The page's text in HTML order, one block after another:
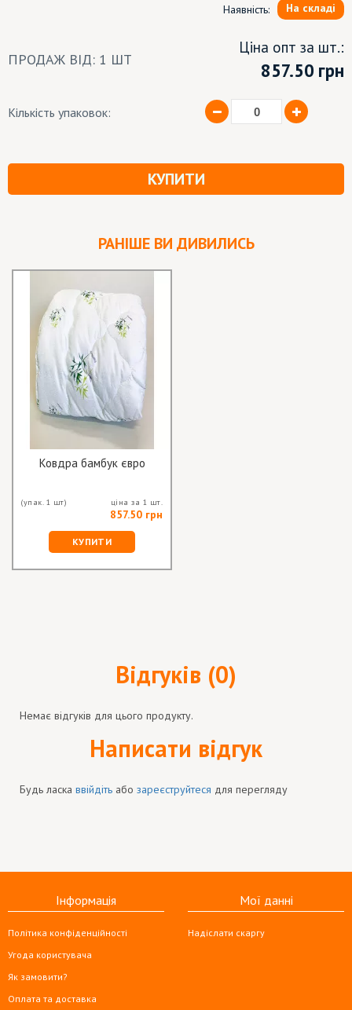
Наявність: На складі
ПРОДАЖ ВІД: 1 ШТ
Ціна опт за шт.:
857.50 грн
Кількість упаковок:
КУПИТИ
РАНІШЕ ВИ ДИВИЛИСЬ
Ковдра бамбук євро
(упак. 1 шт) ціна за 1 шт.
857.50 грн
КУПИТИ
Відгуків (0)
Немає відгуків для цього продукту.
Написати відгук
Будь ласка ввійдіть або зареєструйтеся для перегляду
Інформація
Політика конфіденційності
Угода користувача
Як замовити?
Оплата та доставка
Мої данні
Надіслати скаргу